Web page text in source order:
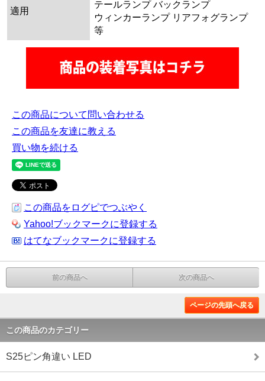
適用
テールランプ バックランプ
ウィンカーランプ リアフォグランプ
等
この商品について問い合わせる
この商品を友達に教える
買い物を続ける
この商品をログピでつぶやく
Yahoo!ブックマークに登録する
はてなブックマークに登録する
前の商品へ 次の商品へ
ページの先頭へ戻る
この商品のカテゴリー
S25ピン角違い LED